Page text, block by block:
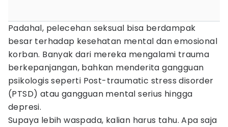
Padahal, pelecehan seksual bisa berdampak
besar terhadap kesehatan mental dan emosional
korban. Banyak dari mereka mengalami trauma
berkepanjangan, bahkan menderita gangguan
psikologis seperti Post-traumatic stress disorder
(PTSD) atau gangguan mental serius hingga
depresi.
Supaya lebih waspada, kalian harus tahu. Apa saja